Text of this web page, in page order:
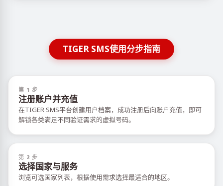
TIGER SMS使用分步指南
第 1 步
注册账户并充值
在TIGER SMS平台创建用户档案，成功注册后向账户充值，即可
解锁各类满足不同验证需求的虚拟号码。
第 2 步
选择国家与服务
浏览可选国家列表，根据使用需求选择最适合的地区。